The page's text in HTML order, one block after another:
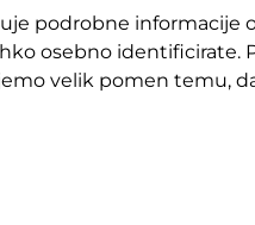
podrobne
osebno
velik pomen temu,